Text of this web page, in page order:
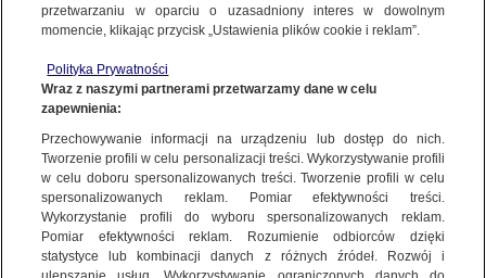
KONTAKT24|NAJNOWSZE
Spotkał na spacerze łosia. "Zagubił się
w poszukiwaniu jedzenia"
31 SIERPNIA 2020 11:42
NAJNOWSZE
GORĄCE TEMATY
WIĘCEJ
KANAŁY
przetwarzaniu w oparciu o uzasadniony interes w dowolnym
momencie, klikając przycisk „Ustawienia plików cookie i reklam”.
Polityka Prywatności
Wraz z naszymi partnerami przetwarzamy dane w celu
zapewnienia:
Przechowywanie informacji na urządzeniu lub dostęp do nich.
Tworzenie profili w celu personalizacji treści. Wykorzystywanie profili
w celu doboru spersonalizowanych treści. Tworzenie profili w celu
spersonalizowanych reklam. Pomiar efektywności treści.
Wykorzystanie profili do wyboru spersonalizowanych reklam.
Pomiar efektywności reklam. Rozumienie odbiorców dzięki
statystyce lub kombinacji danych z różnych źródeł. Rozwój i